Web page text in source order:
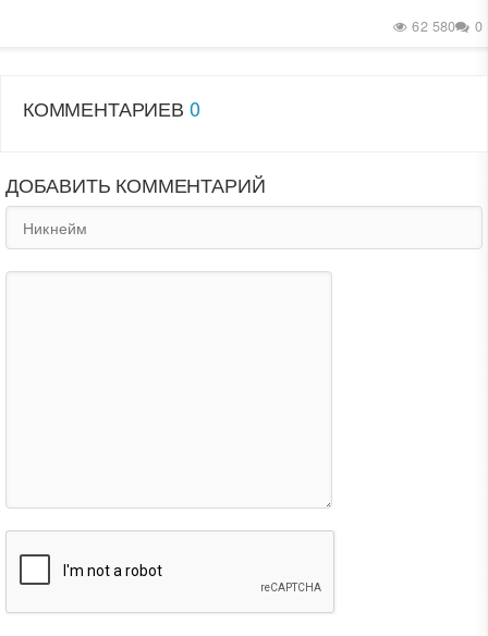
0
62 580
КОММЕНТАРИЕВ 0
ДОБАВИТЬ КОММЕНТАРИЙ